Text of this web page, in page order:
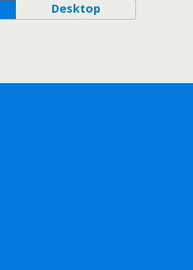
Desktop